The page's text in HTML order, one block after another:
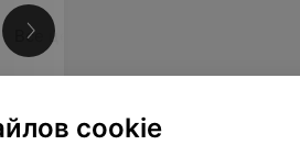
Все цены
Еще cookie